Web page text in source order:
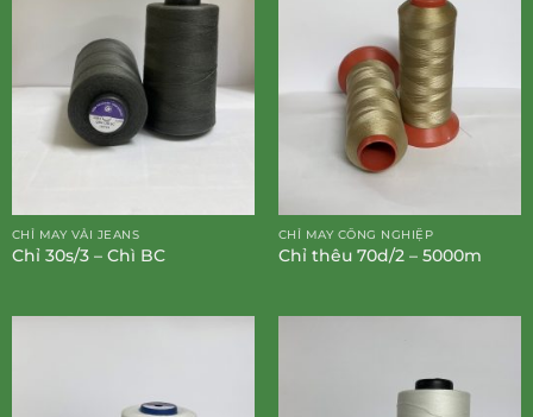
CHỈ MAY VẢI JEANS
Chỉ 30s/3 – Chì BC
CHỈ MAY CÔNG NGHIỆP
Chỉ thêu 70d/2 – 5000m